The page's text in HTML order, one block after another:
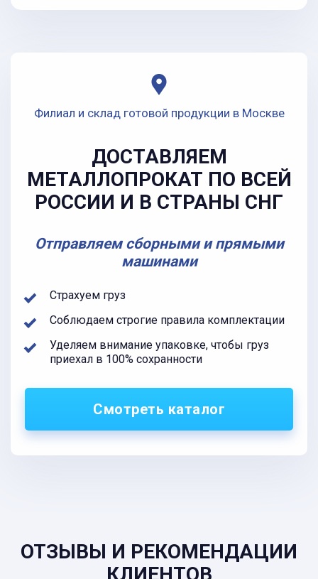
Филиал и склад готовой продукции в Москве
ДОСТАВЛЯЕМ
МЕТАЛЛОПРОКАТ ПО ВСЕЙ
РОССИИ И В СТРАНЫ СНГ
Отправляем сборными и прямыми
машинами
Страхуем груз
Соблюдаем строгие правила комплектации
Уделяем внимание упаковке, чтобы груз
приехал в 100% сохранности
Смотреть каталог
ОТЗЫВЫ И РЕКОМЕНДАЦИИ